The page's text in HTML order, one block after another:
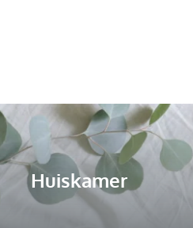
Huiskamer